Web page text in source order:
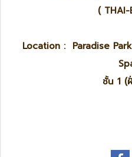
( THAI-
Location : Paradise
ชั้น 1 (